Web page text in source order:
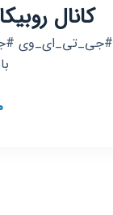
کانال
#جی_تی_ای_وی